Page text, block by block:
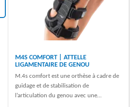
M4S COMFORT | ATTELLE
LIGAMENTAIRE DE GENOU
M.4s comfort est une orthèse à cadre de
guidage et de stabilisation de
l’articulation du genou avec une